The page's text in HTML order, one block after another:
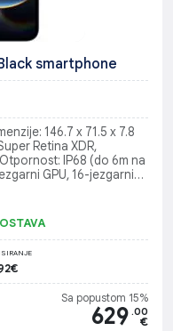
smartphone
146.7 x 71.5 x 7.8
Retina XDR,
IP68 (do 6m na
GPU, 16-jezgarni
Fi 6, Bluetooth 5.3, NFC,
barometar, senzor
iOS 18, SIM: Dual
Sa popustom 15%
629 .00
€